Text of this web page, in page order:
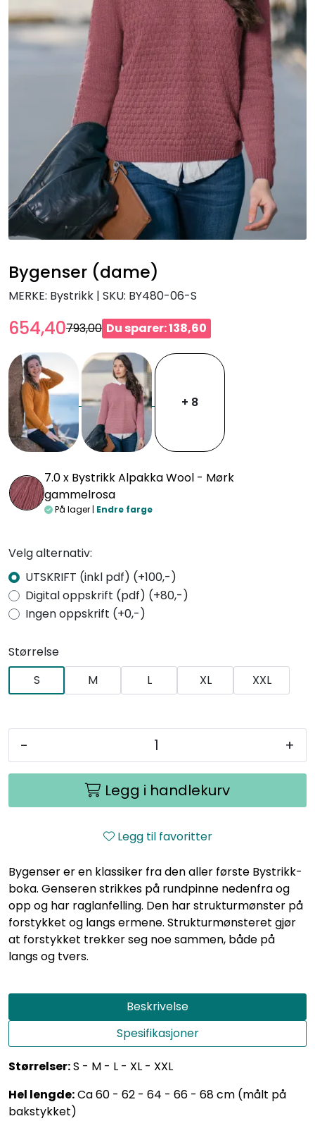
Bygenser (dame)
MERKE: Bystrikk | SKU: BY480-06-S
654,40793,00 Du sparer: 138,60
+ 8
7.0 x Bystrikk Alpakka Wool - Mørk
gammelrosa
På lager | Endre farge
Velg alternativ:
UTSKRIFT (inkl pdf) (+100,-)
Digital oppskrift (pdf) (+80,-)
Ingen oppskrift (+0,-)
Størrelse
S
M L XL XXL
- +
Legg i handlekurv
Legg til favoritter
Bygenser er en klassiker fra den aller første Bystrikk-
boka. Genseren strikkes på rundpinne nedenfra og
opp og har raglanfelling. Den har strukturmønster på
forstykket og langs ermene. Strukturmønsteret gjør
at forstykket trekker seg noe sammen, både på
langs og tvers.
Beskrivelse
Spesifikasjoner
Størrelser:S - M - L - XL - XXL
Hel lengde:Ca 60 - 62 - 64 - 66 - 68 cm (målt på
bakstykket)